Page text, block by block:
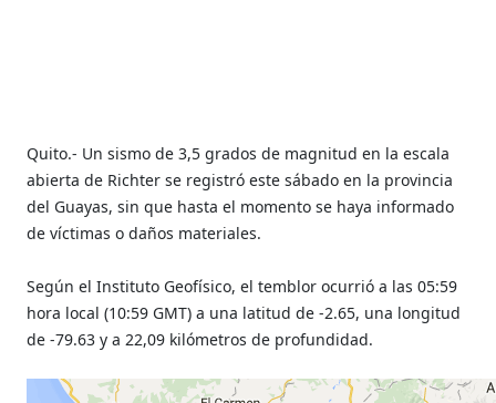
Quito.- Un sismo de 3,5 grados de magnitud en la escala
abierta de Richter se registró este sábado en la provincia
del Guayas, sin que hasta el momento se haya informado
de víctimas o daños materiales.
Según el Instituto Geofísico, el temblor ocurrió a las 05:59
hora local (10:59 GMT) a una latitud de -2.65, una longitud
de -79.63 y a 22,09 kilómetros de profundidad.